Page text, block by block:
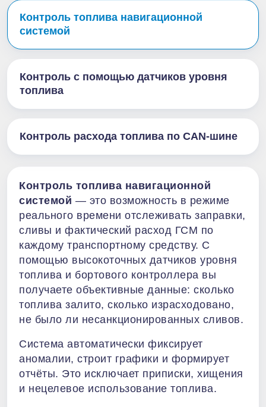
Контроль топлива навигационной
системой
Контроль с помощью датчиков уровня
топлива
Контроль расхода топлива по CAN-шине
Контроль топлива навигационной
системой — это возможность в режиме
реального времени отслеживать заправки,
сливы и фактический расход ГСМ по
каждому транспортному средству. С
помощью высокоточных датчиков уровня
топлива и бортового контроллера вы
получаете объективные данные: сколько
топлива залито, сколько израсходовано,
не было ли несанкционированных сливов.
Система автоматически фиксирует
аномалии, строит графики и формирует
отчёты. Это исключает приписки, хищения
и нецелевое использование топлива.